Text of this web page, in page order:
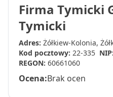
Firma Tymicki
Tymicki
Adres: Żółkiew-Kolonia,
Kod pocztowy: 22-335 NIP:
REGON: 60661060
Ocena:Brak ocen